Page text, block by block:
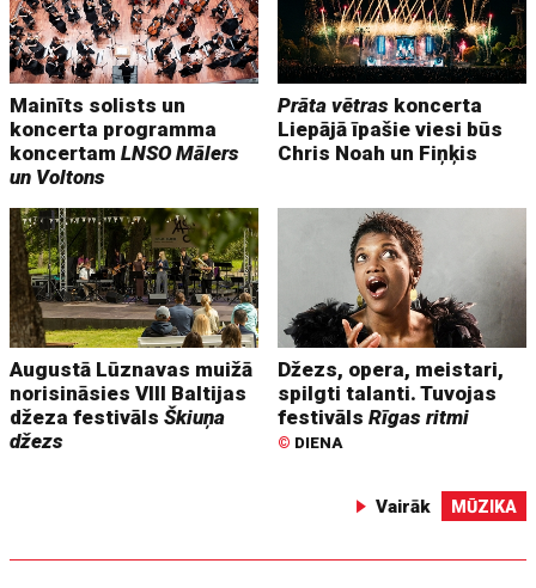
Mainīts solists un
koncerta programma
koncertamLNSO Mālers
un Voltons
Prāta vētras koncerta
Liepājā īpašie viesi būs
Chris Noah un Fiņķis
Augustā Lūznavas muižā
norisināsies VIII Baltijas
džeza festivālsŠkiuņa
džezs
Džezs, opera, meistari,
spilgti talanti. Tuvojas
festivālsRīgas ritmi
© DIENA
Vairāk MŪZIKA